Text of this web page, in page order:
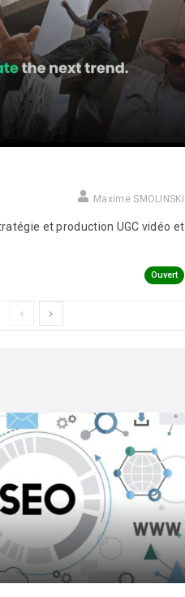
Maxime SMOLINSKI
et production UGC vidéo et
Ouvert